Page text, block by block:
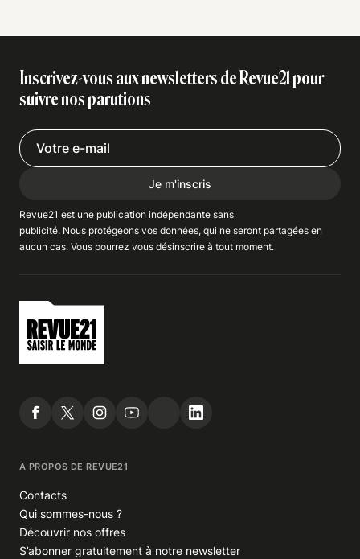
Inscrivez-vous aux newsletters de Revue21 pour
suivre nos parutions
Je m'inscris
Revue21 est une publication indépendante sans
publicité. Nous protégeons vos données, qui ne seront partagées en
aucun cas. Vous pourrez vous désinscrire à tout moment.
À PROPOS DE REVUE21
Contacts
Qui sommes-nous ?
Découvrir nos offres
S’abonner gratuitement à notre newsletter